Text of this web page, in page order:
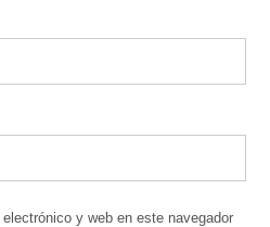
y web en este navegador